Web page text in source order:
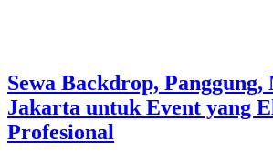
Sewa Backdrop,
Jakarta untuk Event yang
Profesional